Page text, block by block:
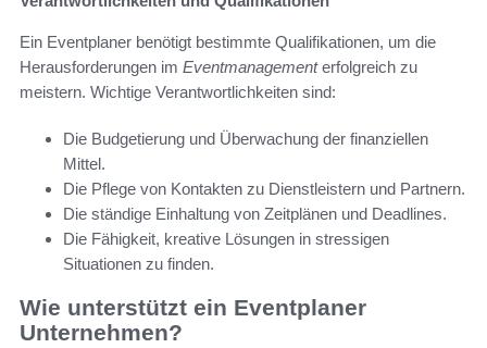
Ein Eventplaner benötigt bestimmte Qualifikationen, um die
Herausforderungen im Eventmanagementerfolgreich zu
meistern. Wichtige Verantwortlichkeiten sind:
Die Budgetierung und Überwachung der finanziellen
Mittel.
Die Pflege von Kontakten zu Dienstleistern und Partnern.
Die ständige Einhaltung von Zeitplänen und Deadlines.
Die Fähigkeit, kreative Lösungen in stressigen
Situationen zu finden.
Wie unterstützt ein Eventplaner
Unternehmen?